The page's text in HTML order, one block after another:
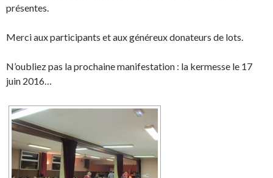
présentes.
Merci aux participants et aux généreux donateurs de lots.
N’oubliez pas la prochaine manifestation : la kermesse le 17
juin 2016…